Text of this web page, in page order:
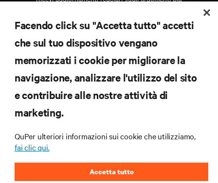
data center e infrastrutture.
ISCRIVITI SUBITO
SUPPORTO
AZIENDA
Facendo click su "Accetta tutto" accetti
che sul tuo dispositivo vengano
memorizzati i cookie per migliorare la
navigazione, analizzare l'utilizzo del sito
e contribuire alle nostre attività di
marketing.
QuPer ulteriori informazioni sui cookie che utilizziamo,
fai clic qui.
Accetta tutto